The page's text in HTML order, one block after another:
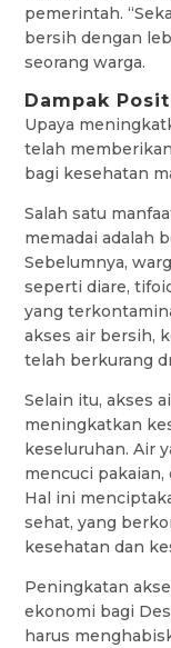
pemerintah.
bersih dengan
seorang warga.
Dampak
Upaya
telah
bagi kesehatan
Salah satu
memadai adalah
Sebelumnya,
seperti diare,
yang
akses air bersih,
telah berkurang
Selain itu, akses
meningkatkan
keseluruhan. Air
mencuci
Hal ini
sehat, yang
kesehatan dan
Peningkatan
ekonomi bagi
harus